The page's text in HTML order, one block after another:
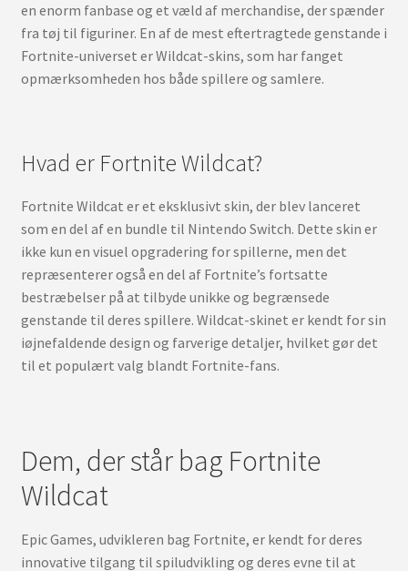
en enorm fanbase og et væld af merchandise, der spænder
fra tøj til figuriner. En af de mest eftertragtede genstande i
Fortnite-universet er Wildcat-skins, som har fanget
opmærksomheden hos både spillere og samlere.
Hvad er Fortnite Wildcat?
Fortnite Wildcat er et eksklusivt skin, der blev lanceret
som en del af en bundle til Nintendo Switch. Dette skin er
ikke kun en visuel opgradering for spillerne, men det
repræsenterer også en del af Fortnite’s fortsatte
bestræbelser på at tilbyde unikke og begrænsede
genstande til deres spillere. Wildcat-skinet er kendt for sin
iøjnefaldende design og farverige detaljer, hvilket gør det
til et populært valg blandt Fortnite-fans.
Dem, der står bag Fortnite
Wildcat
Epic Games, udvikleren bag Fortnite, er kendt for deres
innovative tilgang til spiludvikling og deres evne til at